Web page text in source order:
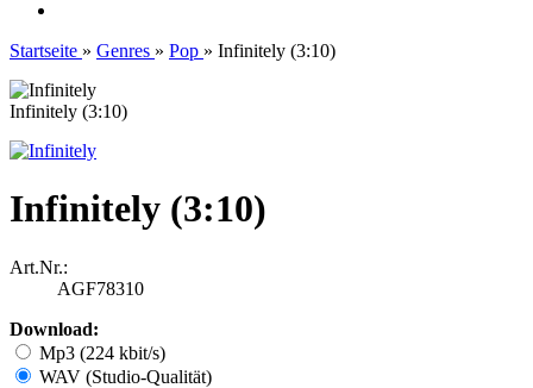
Startseite » Genres » Pop » Infinitely (3:10)
Infinitely (3:10)
Infinitely (3:10)
Art.Nr.:
AGF78310
Download:
Mp3 (224 kbit/s)
WAV (Studio-Qualität)